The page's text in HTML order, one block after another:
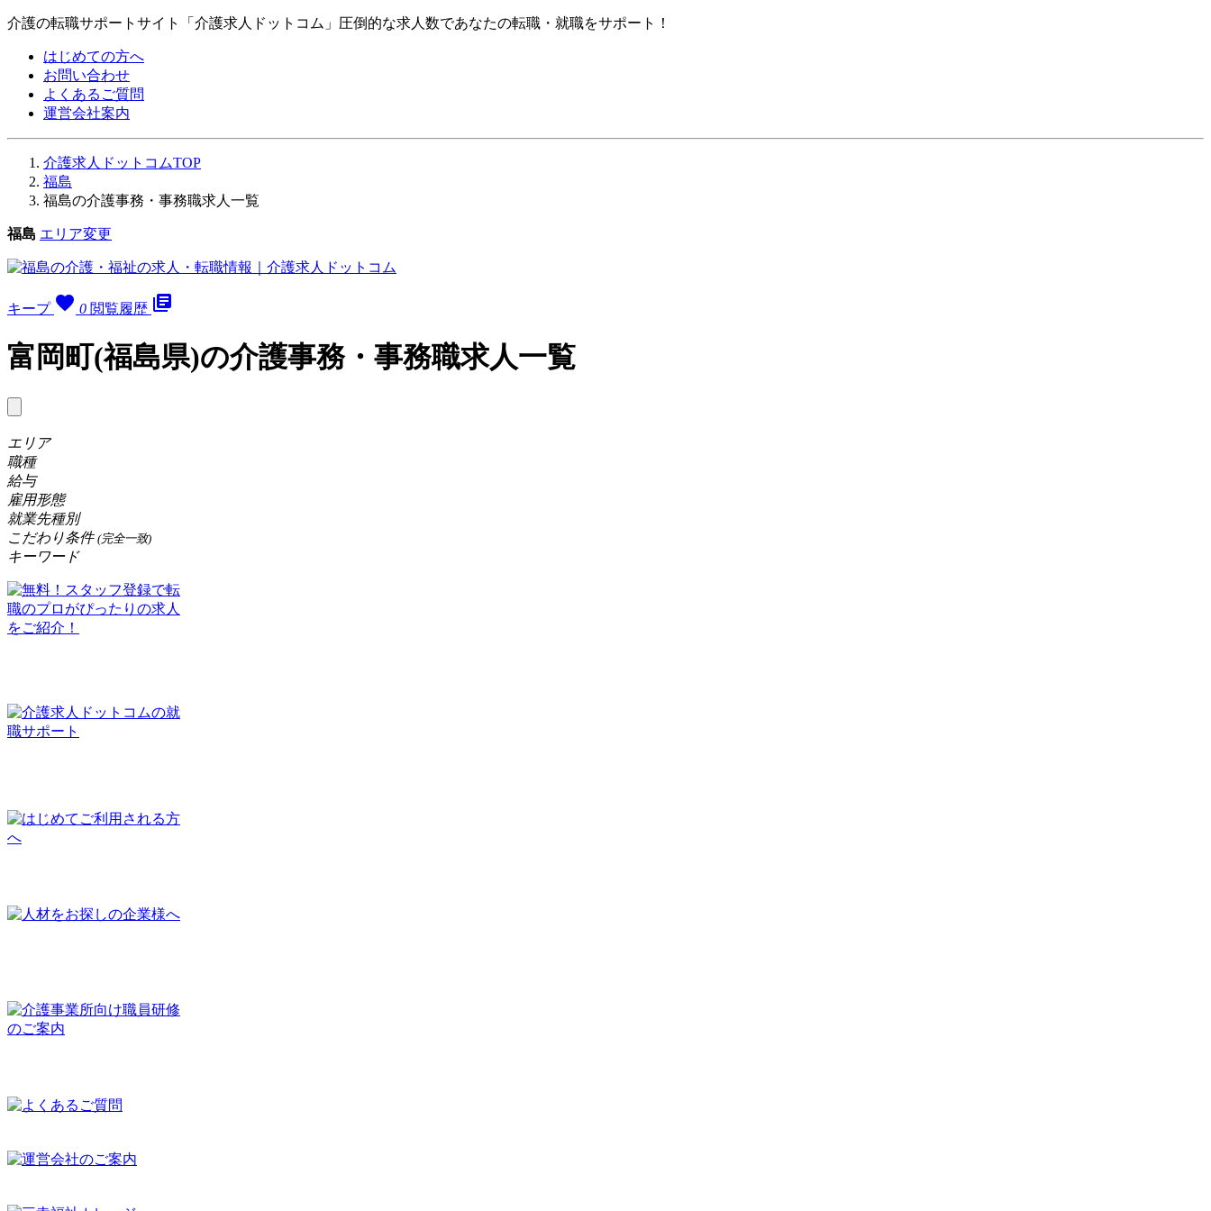
介護の転職サポートサイト「介護求人ドットコム」圧倒的な求人数であなたの転職・就職をサポート！
はじめての方へ
お問い合わせ
よくあるご質問
運営会社案内
介護求人ドットコムTOP
福島
福島の介護事務・事務職求人一覧
福島 エリア変更
キープ favorite 0 閲覧履歴 library_books
富岡町(福島県)の介護事務・事務職求人一覧
エリア
職種
給与
雇用形態
就業先種別
こだわり条件 (完全一致)
キーワード